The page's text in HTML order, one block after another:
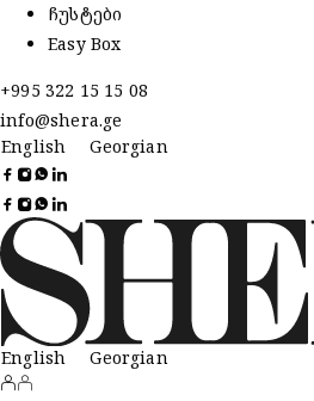
ჩუსტები
Easy Box
+995 322 15 15 08
info@shera.ge
English
Georgian
English Georgian